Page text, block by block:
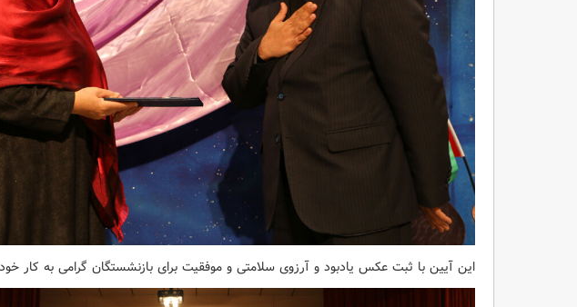
این آیین با ثبت عکس یادبود و آرزوی سلامتی و موفقیت برای بازنشستگان گرامی به کار خود